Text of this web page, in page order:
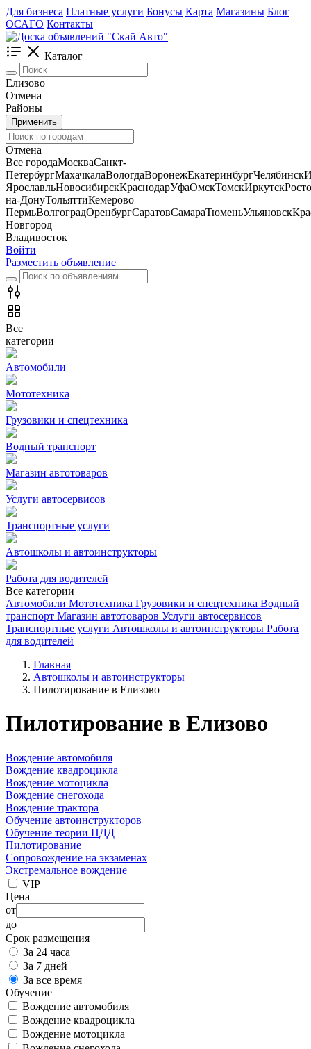
Для бизнеса Платные услуги Бонусы Карта Магазины Блог
ОСАГО Контакты
Каталог
Елизово
Отмена
Районы
Применить
Отмена
Все городаМоскваСанкт-
ПетербургМахачкалаВологдаВоронежЕкатеринбургЧелябинск
ЯрославльНовосибирскКраснодарУфаОмскТомскИркутск
на-ДонуТольяттиКемерово
ПермьВолгоградОренбургСаратовСамараТюменьУльяновск
Новгород
Владивосток
Войти
Разместить объявление
Все
категории
Автомобили
Мототехника
Грузовики и спецтехника
Водный транспорт
Магазин автотоваров
Услуги автосервисов
Транспортные услуги
Автошколы и автоинструкторы
Работа для водителей
Все категории
Автомобили Мототехника Грузовики и спецтехника Водный
транспорт Магазин автотоваров Услуги автосервисов
Транспортные услуги Автошколы и автоинструкторы Работа
для водителей
Главная
Автошколы и автоинструкторы
Пилотирование в Елизово
Пилотирование в Елизово
Вождение автомобиля
Вождение квадроцикла
Вождение мотоцикла
Вождение снегохода
Вождение трактора
Обучение автоинструкторов
Обучение теории ПДД
Пилотирование
Сопровождение на экзаменах
Экстремальное вождение
VIP
Цена
от
до
Срок размещения
За 24 часа
За 7 дней
За все время
Обучение
Вождение автомобиля
Вождение квадроцикла
Вождение мотоцикла